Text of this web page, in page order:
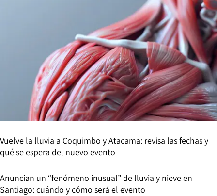
Vuelve la lluvia a Coquimbo y Atacama: revisa las fechas y
qué se espera del nuevo evento
Anuncian un “fenómeno inusual” de lluvia y nieve en
Santiago: cuándo y cómo será el evento